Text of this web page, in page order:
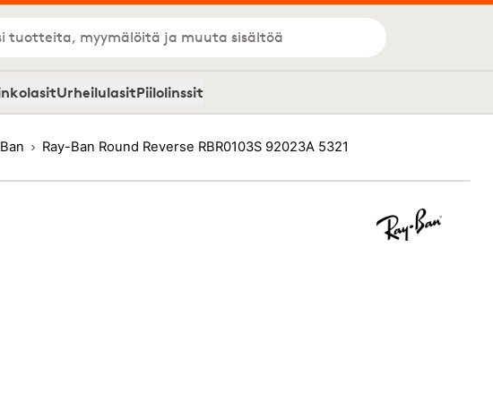
tuotteita, myymälöitä ja muuta sisältöä
UrheilulasitPiilolinssit
Ray-Ban Round Reverse RBR0103S 92023A 5321